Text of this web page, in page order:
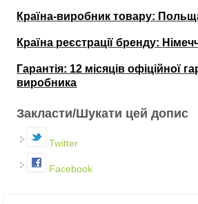
Країна-виробник товару:
Країна реєстрації бренду:
Гарантія: 12 місяців офіційної
виробника
Закласти/Шукати цей допис
Twitter
Facebook